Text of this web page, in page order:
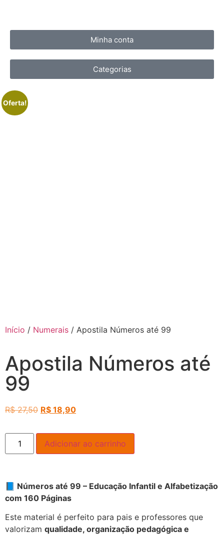
Minha conta
Categorias
Oferta!
Início / Numerais / Apostila Números até 99
Apostila Números até
99
R$27,50 R$ 18,90
Adicionar ao carrinho
📘 Números até 99 – Educação Infantil e Alfabetização
com 160 Páginas
Este material é perfeito para pais e professores que
valorizam qualidade, organização pedagógica e